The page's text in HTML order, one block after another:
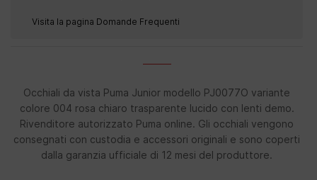
Visita la pagina Domande Frequenti
Occhiali da vista Puma Junior modello PJ0077O variante
colore 004 rosa chiaro trasparente lucido con lenti demo.
Rivenditore autorizzato Puma online. Gli occhiali vengono
consegnati con custodia e accessori originali e sono coperti
dalla garanzia ufficiale di 12 mesi del produttore.